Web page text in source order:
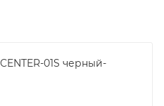
01S черный-